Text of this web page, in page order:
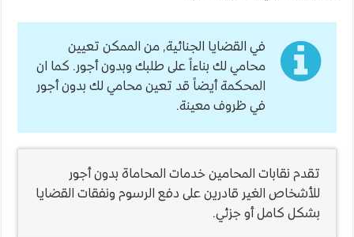
في القضايا الجنائية, من الممكن تعيين
محامي لك بناءاً على طلبك وبدون أجور. كما ان
المحكمة أيضاً قد تعين محامي لك بدون أجور
في ظروف معينة.
تقدم نقابات المحامين خدمات المحاماة بدون أجور
للأشخاص الغير قادرين على دفع الرسوم ونفقات القضايا
بشكل كامل أو جزئي.